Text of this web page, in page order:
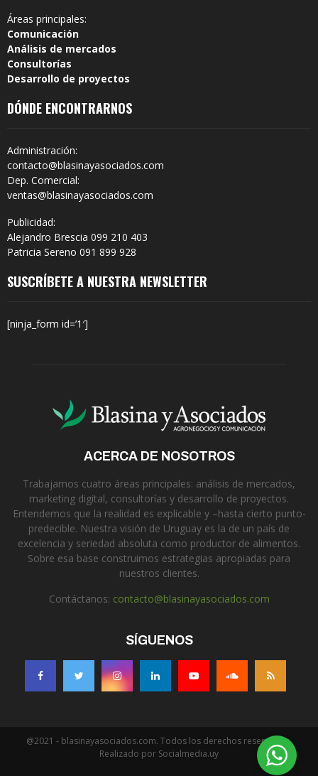
Áreas principales:
Comunicación
Análisis de mercados
Consultorías
Desarrollo de proyectos
DÓNDE ENCONTRARNOS
Administración:
contacto@blasinayasociados.com
Dep. Comercial:
ventas@blasinayasociados.com
Publicidad:
Alejandro Brescia 099 210 403
Patricia Sereno 091 899 928
SUSCRÍBETE A NUESTRA NEWSLETTER
[ninja_form id=’1′]
ACERCA DE NOSOTROS
Trabajamos cuatro áreas principales: análisis de mercados,
marketing digital, consultorías y desarrollo de proyectos.
Entendemos que la realidad es explicable y –hasta cierto punto-
predecible. Nuestra visión de Uruguay es la de un país de
excelencia y seriedad absoluta como productor de alimentos.
Sobre esa base construimos estrategias apropiadas para
nuestros clientes.
Contáctanos: contacto@blasinayasociados.com
SÍGUENOS
@2021 - blasinayasociados.com. Todos los derechos reservados.
Realizado por Socialmedia.uy